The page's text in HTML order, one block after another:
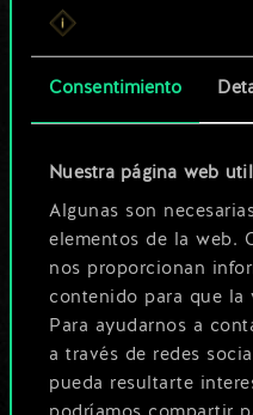
Consentimiento
Nuestra página web
Algunas son
elementos de la web.
nos proporcionan
contenido para que la
Para ayudarnos a
a través de redes
pueda resultarte
Por
un
cartas
¡Pero
ser
Poner nombre
una guía